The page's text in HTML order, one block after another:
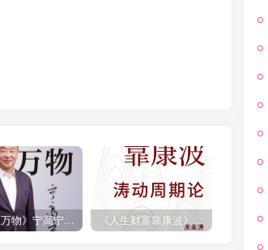
《三生万物》宁高宁（epub+mobi+azw3+pdf） 《人生财富靠康波》波动周期论（epub+mobi+azw3+pdf）